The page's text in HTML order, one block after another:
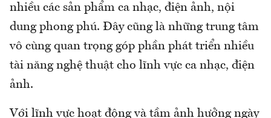
nhiều các sản phẩm ca nhạc, điện ảnh, nội
dung phong phú. Đây cũng là những trung tâm
vô cùng quan trọng góp phần phát triển nhiều
tài năng nghệ thuật cho lĩnh vực ca nhạc, điện
ảnh.
Với lĩnh vực hoạt động và tầm ảnh hưởng ngày